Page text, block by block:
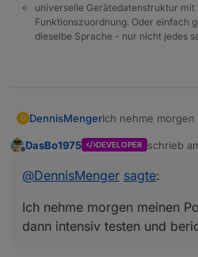
universelle Gerätedatenstruktur
Funktionszuordnung. Oder einfach
dieselbe Sprache - nur nicht jedes
D DennisMengerIch nehme
DasBo1975 DEVELOPER schrieb
zuletzt
@DennisMenger sagte:
Ich nehme morgen meinen
dann intensiv testen und